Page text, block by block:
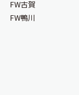
FW古賀
FW鴨川